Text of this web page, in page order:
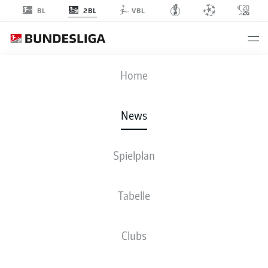
BL 2BL VBL
Home
News
Spielplan
Tabelle
Clubs
Jordy de Wijs verlässt Fortuna auf Leihbasis